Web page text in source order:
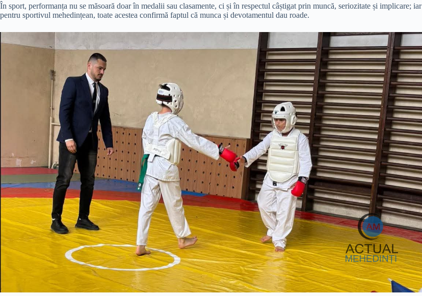
În sport, performanța nu se măsoară doar în medalii sau clasamente, ci și în respectul câștigat prin muncă, seriozitate și implicare; iar
pentru sportivul mehedințean, toate acestea confirmă faptul că munca și devotamentul dau roade.